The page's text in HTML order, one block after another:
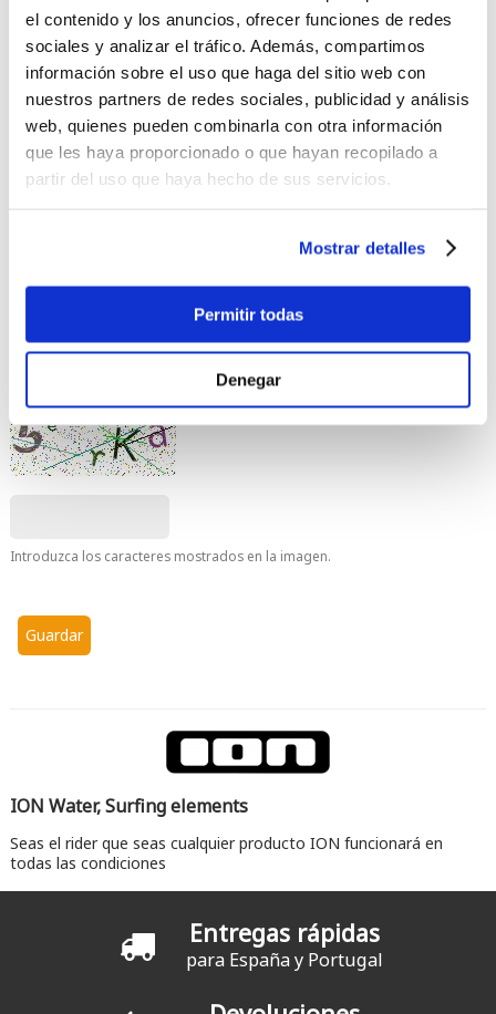
el contenido y los anuncios, ofrecer funciones de redes
sociales y analizar el tráfico. Además, compartimos
información sobre el uso que haga del sitio web con
nuestros partners de redes sociales, publicidad y análisis
web, quienes pueden combinarla con otra información
que les haya proporcionado o que hayan recopilado a
partir del uso que haya hecho de sus servicios.
Mostrar detalles
Permitir todas
Denegar
Valora este producto*
Comentario
Saltos automáticos de líneas y de párrafos.
Introduzca los caracteres mostrados en la imagen.
ION Water, Surfing elements
Seas el rider que seas cualquier producto ION funcionará en
todas las condiciones
Entregas rápidas
para España y Portugal